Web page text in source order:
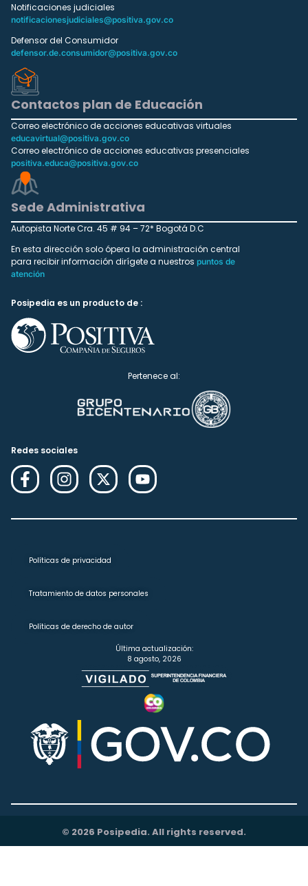
Notificaciones judiciales
notificacionesjudiciales@positiva.gov.co
Defensor del Consumidor
defensor.de.consumidor@positiva.gov.co
Contactos plan de Educación
Correo electrónico de acciones educativas virtuales
educavirtual@positiva.gov.co
Correo electrónico de acciones educativas presenciales
positiva.educa@positiva.gov.co
Sede Administrativa
Autopista Norte Cra. 45 # 94 – 72* Bogotá D.C
En esta dirección solo ópera la administración central
para recibir información dirígete a nuestros puntos de
atención
Posipedia es un producto de :
Pertenece al:
Redes sociales
Políticas de privacidad
Tratamiento de datos personales
Políticas de derecho de autor
Última actualización:
8 agosto, 2026
© 2026 Posipedia. All rights reserved.